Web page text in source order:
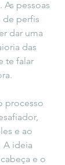
pessoas
de perfis
dar uma
das
te falar
processo
e ao
A ideia
e o